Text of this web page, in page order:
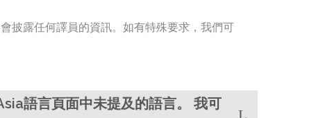
披露任何譯員的資訊。如有特殊要求，我們可
語言頁面中未提及的語言。 我可